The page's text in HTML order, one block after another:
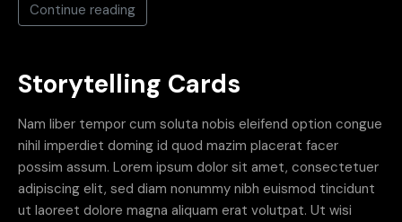
Continue reading
Storytelling Cards
Nam liber tempor cum soluta nobis eleifend option congue
nihil imperdiet doming id quod mazim placerat facer
possim assum. Lorem ipsum dolor sit amet, consectetuer
adipiscing elit, sed diam nonummy nibh euismod tincidunt
ut laoreet dolore magna aliquam erat volutpat. Ut wisi